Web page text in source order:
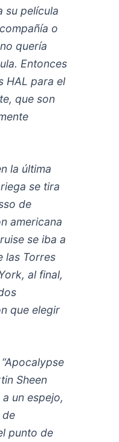
su película
o
quería
Entonces
HAL para el
que son
la última
se tira
de
americana
se iba a
las Torres
al final,
que elegir
Sheen
un espejo,
de
punto de